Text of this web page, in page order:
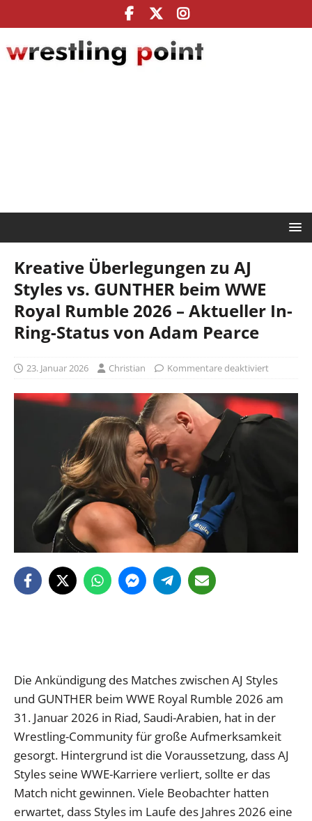
Kreative Überlegungen zu AJ
Styles vs. GUNTHER beim WWE
Royal Rumble 2026 – Aktueller In-
Ring-Status von Adam Pearce
23. Januar 2026 Christian Kommentare deaktiviert
Die Ankündigung des Matches zwischen AJ Styles
und GUNTHER beim WWE Royal Rumble 2026 am
31. Januar 2026 in Riad, Saudi-Arabien, hat in der
Wrestling-Community für große Aufmerksamkeit
gesorgt. Hintergrund ist die Voraussetzung, dass AJ
Styles seine WWE-Karriere verliert, sollte er das
Match nicht gewinnen. Viele Beobachter hatten
erwartet, dass Styles im Laufe des Jahres 2026 eine